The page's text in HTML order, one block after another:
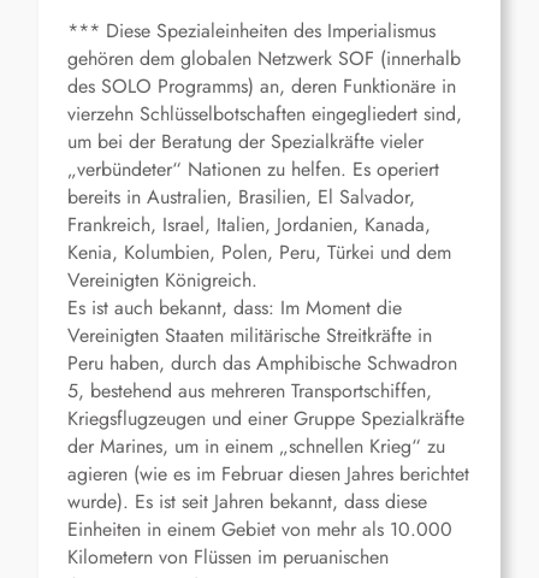
*** Diese Spezialeinheiten des Imperialismus
gehören dem globalen Netzwerk SOF (innerhalb
des SOLO Programms) an, deren Funktionäre in
vierzehn Schlüsselbotschaften eingegliedert sind,
um bei der Beratung der Spezialkräfte vieler
„verbündeter“ Nationen zu helfen. Es operiert
bereits in Australien, Brasilien, El Salvador,
Frankreich, Israel, Italien, Jordanien, Kanada,
Kenia, Kolumbien, Polen, Peru, Türkei und dem
Vereinigten Königreich.
Es ist auch bekannt, dass: Im Moment die
Vereinigten Staaten militärische Streitkräfte in
Peru haben, durch das Amphibische Schwadron
5, bestehend aus mehreren Transportschiffen,
Kriegsflugzeugen und einer Gruppe Spezialkräfte
der Marines, um in einem „schnellen Krieg“ zu
agieren (wie es im Februar diesen Jahres berichtet
wurde). Es ist seit Jahren bekannt, dass diese
Einheiten in einem Gebiet von mehr als 10.000
Kilometern von Flüssen im peruanischen